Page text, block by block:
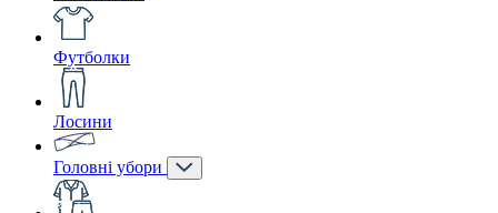
Футболки
Лосини
Головні убори